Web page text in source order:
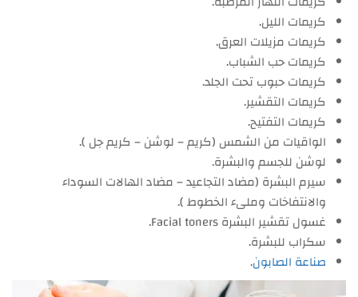
كريمات الليل.
كريمات مزيلات العرق.
كريمات حب الشباب.
كريمات حبوب تحت الجلد.
كريمات التقشير.
كريمات التفتيح.
الواقيات من الشمس (كريم – لوشن – كريم جل ).
لوشن للجسم والبشرة.
سيرم البشرة (مضاد التجاعيد – مضاد الهالات السوداء
والانتفاخات وملىء الخطوط ).
غسول تقشير البشرة Facial toners.
سكراب للبشرة.
صناعة الصابون.